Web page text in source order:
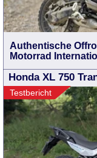
Authentische
Motorrad
Honda XL 750
Testbericht